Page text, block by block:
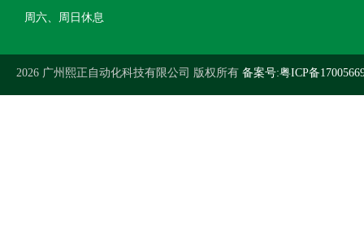
周六、周日休息
2026 广州熙正自动化科技有限公司 版权所有 备案号:粤ICP备